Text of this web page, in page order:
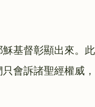
基督彰顯出來。
會訴諸聖經權威